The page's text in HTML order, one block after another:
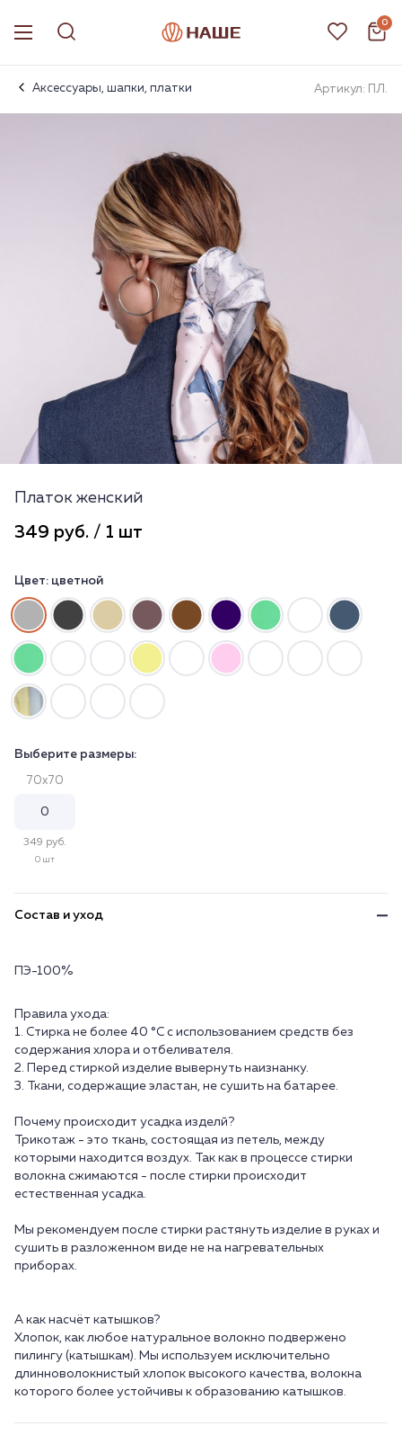
0
Аксессуары, шапки, платки Артикул: ПЛ.
Платок женский
349 руб. / 1 шт
Цвет: цветной
Выберите размеры:
70х70
349 руб.
0 шт
Состав и уход
ПЭ-100%
Правила ухода:
1. Стирка не более 40 °C с использованием средств без
содержания хлора и отбеливателя.
2. Перед стиркой изделие вывернуть наизнанку.
3. Ткани, содержащие эластан, не сушить на батарее.
Почему происходит усадка изделй?
Трикотаж - это ткань, состоящая из петель, между
которыми находится воздух. Так как в процессе стирки
волокна сжимаются - после стирки происходит
естественная усадка.
Мы рекомендуем после стирки растянуть изделие в руках и
сушить в разложенном виде не на нагревательных
приборах.
А как насчёт катышков?
Хлопок, как любое натуральное волокно подвержено
пилингу (катышкам). Мы используем исключительно
длинноволокнистый хлопок высокого качества, волокна